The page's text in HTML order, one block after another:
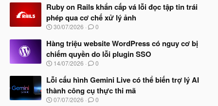
đ
ầ
u
à
y
b
ắ
đ
ầ
u
Ruby on Rails khẩn cấp vá lỗi đọc tập tin trái
phép qua cơ chế xử lý ảnh
N
à
b
ắ
đ
ầ
u
30/07/2026 0
Hàng triệu website WordPress có nguy cơ bị
chiếm quyền do lỗi plugin SSO
N
à
b
ắ
14/07/2026 0
Lỗi cấu hình Gemini Live có thể biến trợ lý AI
thành công cụ thực thi mã
N
07/07/2026 0